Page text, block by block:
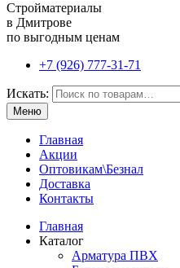
Стройматериалы
в Дмитрове
по выгодным ценам
+7 (926) 777-31-71
Искать:
Меню
Главная
Акции
Оптовикам\Безнал
Доставка
Контакты
Главная
Каталог
Арматура ПВХ